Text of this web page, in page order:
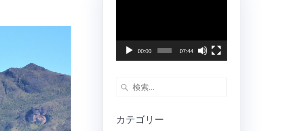
レ
ヤ
00:00 07:44
検
カテゴリー